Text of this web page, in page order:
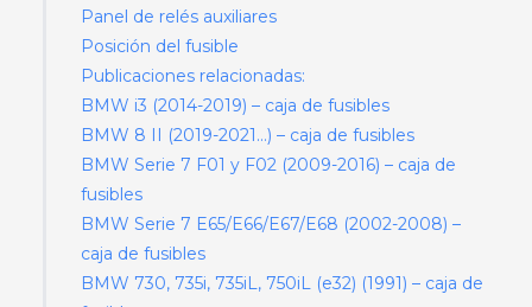
Panel de relés auxiliares
Posición del fusible
Publicaciones relacionadas:
BMW i3 (2014-2019) – caja de fusibles
BMW 8 II (2019-2021…) – caja de fusibles
BMW Serie 7 F01 y F02 (2009-2016) – caja de
fusibles
BMW Serie 7 E65/E66/E67/E68 (2002-2008) –
caja de fusibles
BMW 730, 735i, 735iL, 750iL (e32) (1991) – caja de